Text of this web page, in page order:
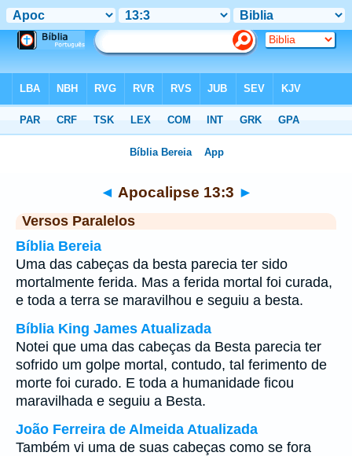
◄ Apocalipse 13:3 ►
Versos Paralelos
Bíblia Bereia
Uma das cabeças da besta parecia ter sido
mortalmente ferida. Mas a ferida mortal foi curada,
e toda a terra se maravilhou e seguiu a besta.
Bíblia King James Atualizada
Notei que uma das cabeças da Besta parecia ter
sofrido um golpe mortal, contudo, tal ferimento de
morte foi curado. E toda a humanidade ficou
maravilhada e seguiu a Besta.
João Ferreira de Almeida Atualizada
Também vi uma de suas cabeças como se fora